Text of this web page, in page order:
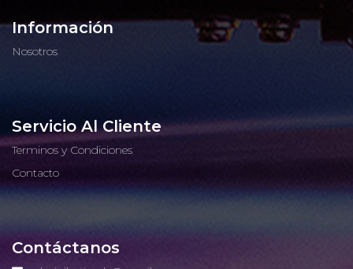
Información
Nosotros
Servicio Al Cliente
Terminos y Condiciones
Contacto
Contáctanos